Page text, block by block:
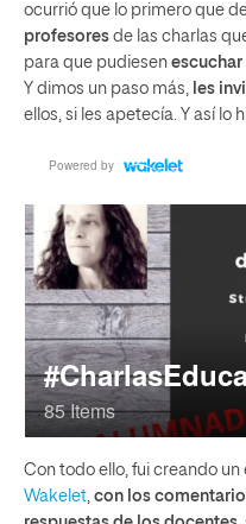
ocurrió que lo primero que
profesores de las charlas
para que pudiesen
Y dimos un paso más, les
ellos, si les apetecía. Y así lo
Con todo ello, fui creando
Wakelet, con los